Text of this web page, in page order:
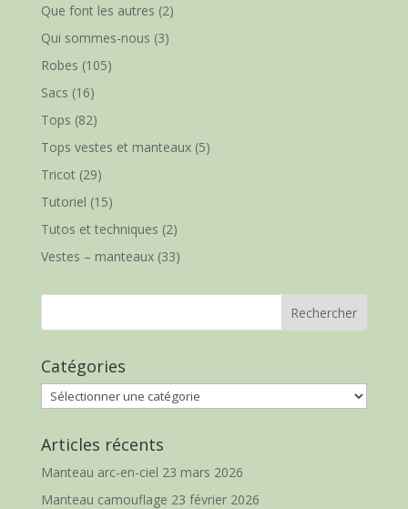
Que font les autres (2)
Qui sommes-nous (3)
Robes (105)
Sacs (16)
Tops (82)
Tops vestes et manteaux(5)
Tricot(29)
Tutoriel (15)
Tutos et techniques (2)
Vestes – manteaux(33)
Catégories
Catégories
Articles récents
Manteau arc-en-ciel 23 mars 2026
Manteau camouflage 23 février 2026